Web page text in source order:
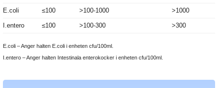
E.coli ≤100 >100-1000 >1000
I.entero ≤100 >100-300 >300
E.coli – Anger halten E.coli i enheten cfu/100ml.
I.entero – Anger halten Intestinala enterokocker i enheten cfu/100ml.